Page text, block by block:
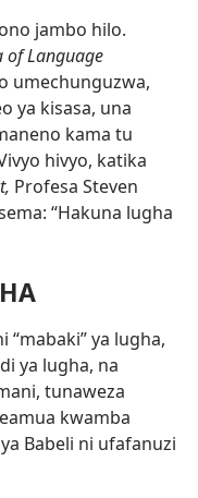
jambo hilo.
of Language
umechunguzwa,
ya kisasa, una
kama tu
hivyo, katika
Profesa Steven
“Hakuna lugha
“mabaki” ya lugha,
ya lugha, na
tunaweza
kwamba
Babeli ni ufafanuzi